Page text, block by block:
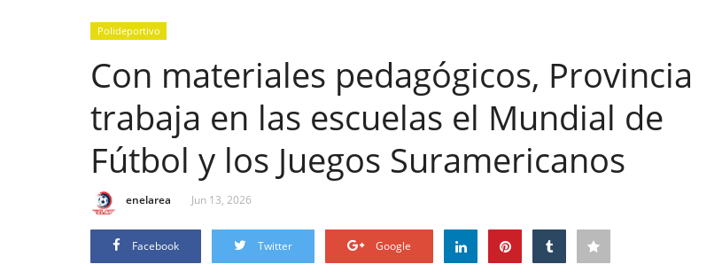
Polideportivo
Con materiales pedagógicos, Provincia
trabaja en las escuelas el Mundial de
Fútbol y los Juegos Suramericanos
enelarea Jun 13, 2026
Facebook Twitter Google